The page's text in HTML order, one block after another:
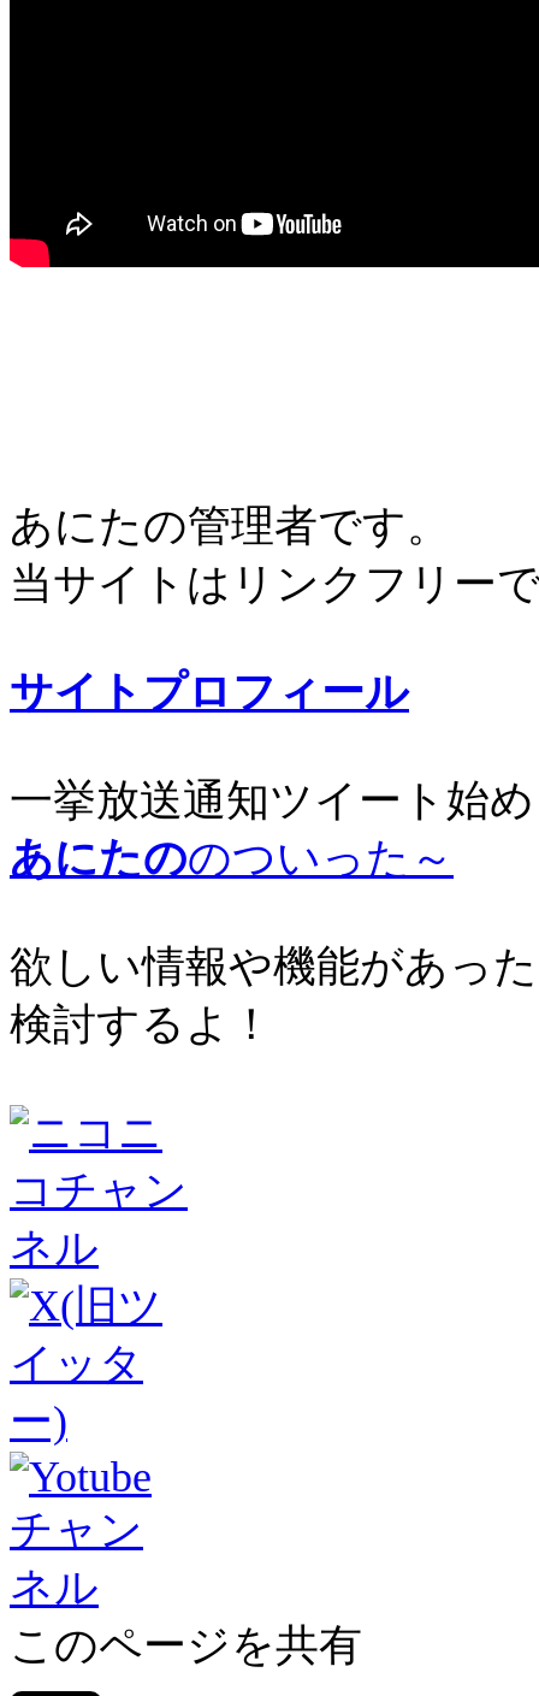
あにたの管理者です。
当サイトはリンクフリー
サイトプロフィール
一挙放送通知ツイート始
あにたののついった～
欲しい情報や機能があっ
検討するよ！
このページを共有